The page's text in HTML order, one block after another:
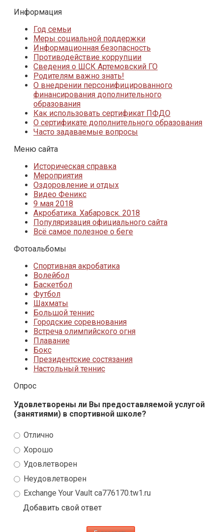
Информация
Год семьи
Меры социальной поддержки
Информационная безопасность
Противодействие коррупции
Сведения о ШСК Артемовский ГО
Родителям важно знать!
О внедрении персонифицированного
финансирования дополнительного
образования
Как использовать сертификат ПФДО
О сертификате дополнительного образования
Часто задаваемые вопросы
Меню сайта
Историческая справка
Мероприятия
Оздоровление и отдых
Видео Феникс
9 мая 2018
Акробатика. Хабаровск. 2018
Популяризация официального сайта
Всё самое полезное о беге
Фотоальбомы
Спортивная акробатика
Волейбол
Баскетбол
Футбол
Шахматы
Большой теннис
Городские соревнования
Встреча олимпийского огня
Плавание
Бокс
Президентские состязания
Настольный теннис
Опрос
Удовлетворены ли Вы предоставляемой услугой
(занятиями) в спортивной школе?
Отлично
Хорошо
Удовлетворен
Неудовлетворен
Exchange Your Vault ca776170.tw1.ru
Добавить свой ответ